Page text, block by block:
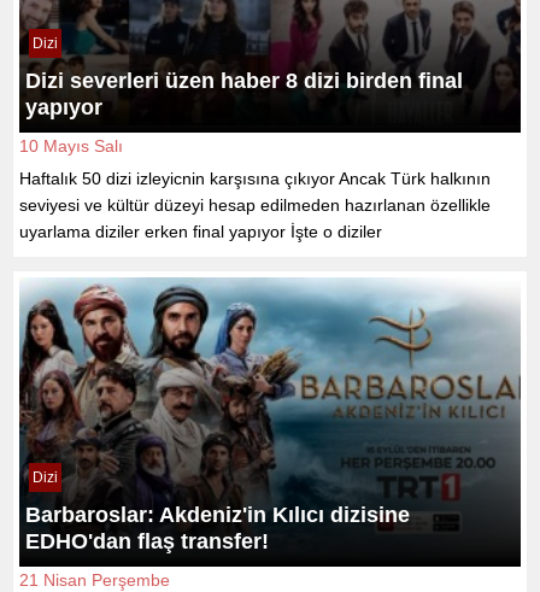
Dizi
Dizi severleri üzen haber 8 dizi birden final
yapıyor
10 Mayıs Salı
Haftalık 50 dizi izleyicnin karşısına çıkıyor Ancak Türk halkının
seviyesi ve kültür düzeyi hesap edilmeden hazırlanan özellikle
uyarlama diziler erken final yapıyor İşte o diziler
Dizi
Barbaroslar: Akdeniz'in Kılıcı dizisine
EDHO'dan flaş transfer!
21 Nisan Perşembe